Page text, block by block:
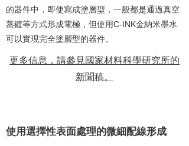
的器件中，即使寫成塗層型，一般都是通過真空
蒸鍍等方式形成電極，但使用C-INK金納米墨水
可以實現完全塗層型的器件。
更多信息，請參見國家材料科學研究所的
新聞稿。
使用選擇性表面處理的微細配線形成